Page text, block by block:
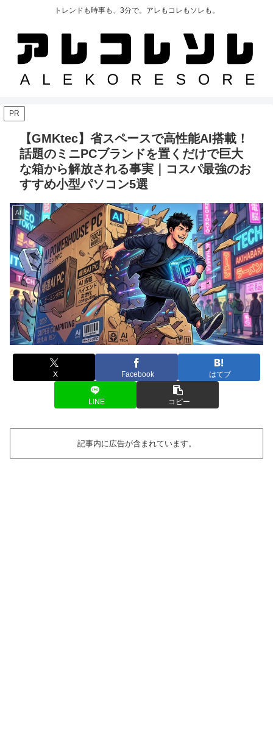
トレンドも時事も、3分で。アレもコレもソレも。
PR
【GMKtec】省スペースで高性能AI搭載！
話題のミニPCブランドを置くだけで巨大
な箱から解放される事実｜コスパ最強のお
すすめ小型パソコン5選
AI
X Facebook はてブ
LINE コピー
記事内に広告が含まれています。